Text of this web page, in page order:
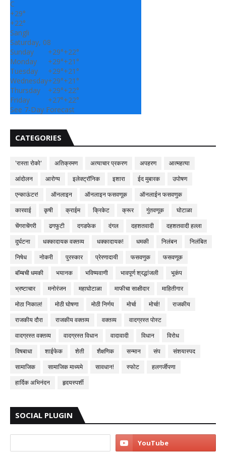
C
+29°
+22°
Sangli
Saturday, 08
Sunday
+29°+22°
Monday
+29°+21°
Tuesday
+29°+21°
Wednesday+29°+21°
Thursday
+29°+22°
Friday
+27°+22°
See 7-Day Forecast
CATEGORIES
'रास्ता रोको' अतिक्रमण अत्याचार प्रकरण अपहरण
आत्महत्या
आंदोलन
आरोग्य इलेक्ट्रॉनिक इशारा ईद मुबारक
उपोषण
एन्काऊंटर!
ऑनलाइन ऑनलाइन फसवणूक
ऑनलाईन फसवणुक
कारवाई
कृषी क्राईम क्रिकेट क्रूर गुंतवणूक
घोटाळा
चेंगराचेंगरी
ढगफुटी दगडफेक दंगल दहशतवादी
दहशतवादी हल्ला
दुर्घटना
धक्कादायक वक्तव्य धक्कादायक! धमकी निलंबन
निलंबित
निषेध
नोकरी पुरस्कार प्रेरणादायी फसवणुक
फसवणूक
बॉम्बची धमकी
भयानक भविष्यवाणी भावपूर्ण श्रद्धांजली
भूकंप
भ्रष्टाचार
मनोरंजन महाघोटाळा माफीचा साक्षीदार
माहितीगार
मोठा निकाल!
मोठी घोषणा मोठी निर्णय मोर्चा मोर्चा!
राजकीय
राजकीय दौरा
राजकीय वक्तव्य वक्तव्य
वादग्रस्त पोस्ट
वादग्रस्त वक्तव्य
वादग्रस्त विधान वादावादी विधान
विरोध
विषबाधा
शाईफेक शेती शैक्षणिक सन्मान संप
संशयास्पद
सामाजिक
सामाजिक माध्यमे सावधान! स्फोट
हलगर्जीपणा
हार्दिक अभिनंदन
हृदयस्पर्शी
SOCIAL PLUGIN